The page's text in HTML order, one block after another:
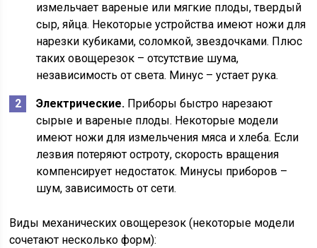
измельчает вареные или мягкие плоды, твердый
сыр, яйца. Некоторые устройства имеют ножи для
нарезки кубиками, соломкой, звездочками. Плюс
таких овощерезок – отсутствие шума,
независимость от света. Минус – устает рука.
Электрические. Приборы быстро нарезают
сырые и вареные плоды. Некоторые модели
имеют ножи для измельчения мяса и хлеба. Если
лезвия потеряют остроту, скорость вращения
компенсирует недостаток. Минусы приборов –
шум, зависимость от сети.
Виды механических овощерезок (некоторые модели
сочетают несколько форм):